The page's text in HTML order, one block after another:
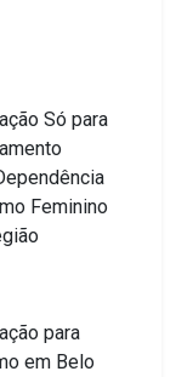
Só para
Feminino
para
em Belo